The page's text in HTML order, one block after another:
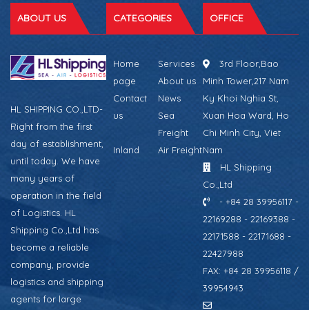
ABOUT US
HL SHIPPING CO.,LTD-
Right from the first
day of establishment,
until today. We have
many years of
operation in the field
of Logistics. HL
Shipping Co.,Ltd has
become a reliable
company, provide
logistics and shipping
agents for large
CATEGORIES
Home
page
Services
About us
Contact
us
News
Sea
Freight
Inland
Air Freight
OFFICE
3rd Floor,Bao
Minh Tower,217 Nam
Ky Khoi Nghia St,
Xuan Hoa Ward, Ho
Chi Minh City, Viet
Nam
HL Shipping
Co.,Ltd
- +84 28 39956117 -
22169288 - 22169388 -
22171588 - 22171688 -
22427988
FAX: +84 28 39956118 /
39954943